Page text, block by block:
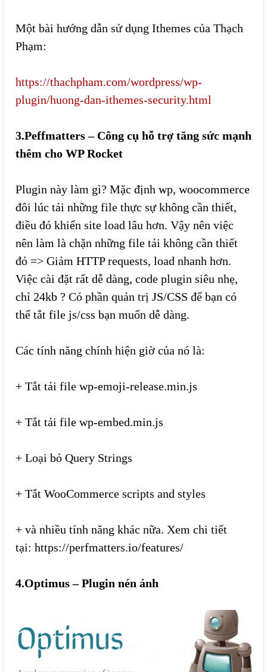
Một bài hướng dẫn sử dụng Ithemes của Thạch
Phạm:
https://thachpham.com/wordpress/wp-
plugin/huong-dan-ithemes-security.html
3.Peffmatters – Công cụ hỗ trợ tăng sức mạnh
thêm cho WP Rocket
Plugin này làm gì? Mặc định wp, woocommerce
đôi lúc tải những file thực sự không cần thiết,
điều đó khiển site load lâu hơn. Vậy nên việc
nên làm là chặn những file tải không cần thiết
đỏ => Giảm HTTP requests, load nhanh hơn.
Việc cài đặt rất dễ dàng, code plugin siêu nhẹ,
chỉ 24kb ? Có phần quản trị JS/CSS để bạn có
thể tắt file js/css bạn muốn dễ dàng.
Các tính năng chính hiện giờ của nó là:
+ Tắt tải file wp-emoji-release.min.js
+ Tắt tải file wp-embed.min.js
+ Loại bỏ Query Strings
+ Tắt WooCommerce scripts and styles
+ và nhiều tính năng khác nữa. Xem chi tiết
tại: https://perfmatters.io/features/
4.Optimus – Plugin nén ảnh